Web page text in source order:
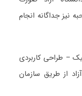
نیز جداگانه انجام
– طراحی کاربردی
از طریق سازمان